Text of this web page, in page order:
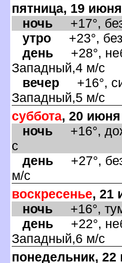
пятница, 19 июня
ночь +17°,
утро +23°, без
день +28°,
Западный,4 м/с
ечер +16°,
Западный,5 м/с
суббота, 20 июня
ночь +16°,
с
день +27°,
м/с
оскресенье, 21
ночь +16°,
день +22°,
Западный,6 м/с
понедельник, 22